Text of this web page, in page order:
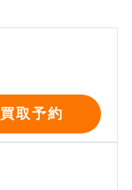
買取予約